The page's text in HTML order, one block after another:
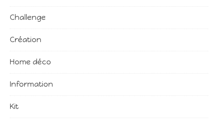
Challenge
Création
Home déco
Information
Kit